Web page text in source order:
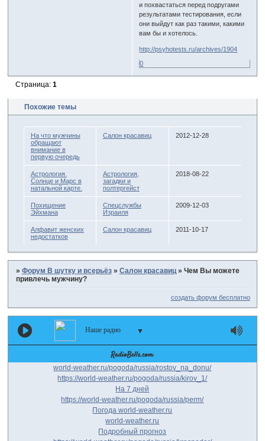
и похвастаться перед подругами
результатами тестирования, если
они выйдут как раз такими, какими
вам бы и хотелось.
http://psyhotests.ru/archives/1904
0
Страница: 1
Похожие темы
На что мужчины
обращают
внимание в
первую очередь
Салон красавиц 2012-12-28
Астрология.
Солнце и Марс в
натальной карте.
Астрология,
загадки и
полтергейст
2018-08-22
Похищение
Эйхмана
Спецслужбы
Израиля
2009-12-03
Алфавит женских
недостатков
Салон красавиц 2011-10-17
» Форум В шутку и всерьёз » Салон красавиц » Чем Вы можете
привлечь мужчину?
создать форум бесплатно
Наше радио ▼
world-weather.ru/pogoda/russia/rostov_na_donu/
https://world-weather.ru/pogoda/russia/kirov_1/
На 7 дней
https://world-weather.ru/pogoda/russia/perm/
Погода world-weather.ru
world-weather.ru
Подробный прогноз